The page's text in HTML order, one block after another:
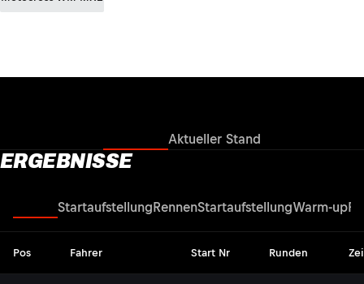
Aktueller Stand
ERGEBNISSE
StartaufstellungRennenStartaufstellungWarm-up
Pos Fahrer Start Nr Runden